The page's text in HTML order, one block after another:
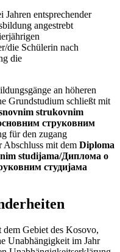
entsprechender
angestrebt
die Schülerin nach
die
an höheren
Grundstudium schließt mit
strukovnim
струковним
für den zugang
Abschluss mit dem Diploma
studijama/Диплома о
студијама
dem Gebiet des Kosovo,
Unabhängigkeit im Jahr